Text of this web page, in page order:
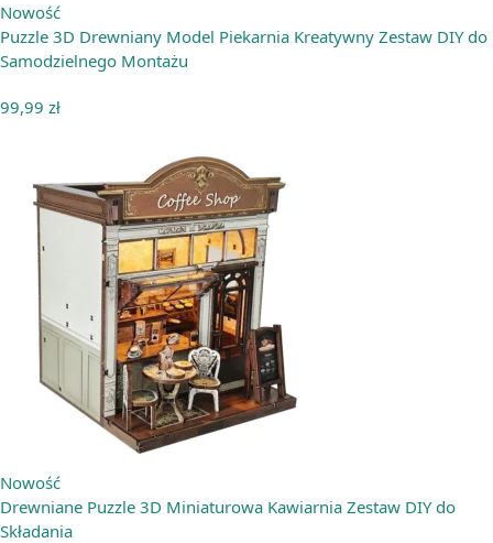
Nowość
Puzzle 3D Drewniany Model Piekarnia Kreatywny Zestaw DIY do
Samodzielnego Montażu
99,99 zł
Nowość
Drewniane Puzzle 3D Miniaturowa Kawiarnia Zestaw DIY do
Składania